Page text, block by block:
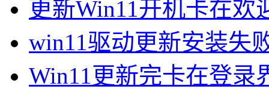
更新Win11开机卡在欢
win11驱动更新安装失
Win11更新完卡在登录